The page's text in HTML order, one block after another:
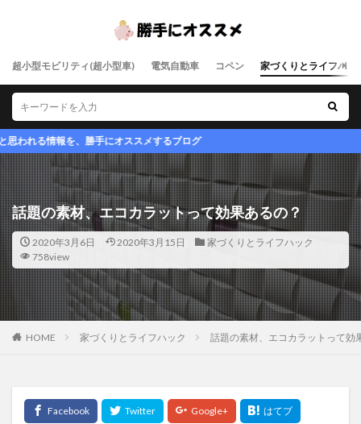
超小型モビリティ(超小型車) 電気自動車 コペン 家づくりとライフハッ
手にオススメするブログ
話題の素材、エコカラットって効果あるの？
2020年3月6日 2020年3月15日
家づくりとライフハック
758view
HOME 家づくりとライフハック 話題の素材、エコカラットって効